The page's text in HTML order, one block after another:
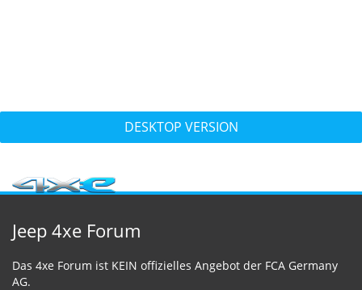
DESKTOP VERSION
Jeep 4xe Forum
Das 4xe Forum ist KEIN offizielles Angebot der FCA Germany
AG.